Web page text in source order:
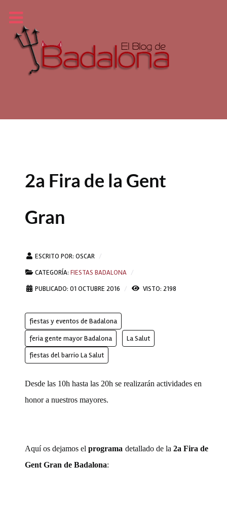
2a Fira de la Gent
Gran
ESCRITO POR: OSCAR
CATEGORÍA: FIESTAS BADALONA
PUBLICADO: 01 OCTUBRE 2016
VISTO: 2198
fiestas y eventos de Badalona
feria gente mayor Badalona
La Salut
fiestas del barrio La Salut
Desde las 10h hasta las 20h se realizarán actividades en
honor a nuestros mayores.
Aquí os dejamos elprograma detallado de la 2a Fira de
Gent Gran de Badalona: